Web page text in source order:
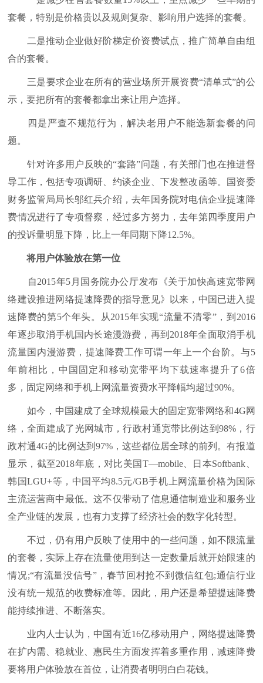
套餐，特别是价格贵以及规则复杂、影响用户选择的套餐。
二是推动企业做好阶梯定价资费试点，推广简单自由组
合的套餐。
三是要求企业在所有的营业场所开展资费“清单式”的公
示，要把所有的套餐都拿出来让用户选择。
四是严查不规范行为，解决老用户不能选新套餐的问
题。
针对许多用户反映的“套路”问题，有关部门也在推进督
导工作，包括专项调研、约谈企业、下发整改函等。国资委
财务监管局局长邬红兵介绍，去年国务院对电信企业提速降
费情况进行了专项督察，经过多方努力，去年第四季度用户
的投诉量明显下降，比上一年同期下降12.5%。
将用户体验放在第一位
自2015年5月国务院办公厅发布《关于加快高速宽带网
络建设推进网络提速降费的指导意见》以来，中国已进入提
速降费的第5个年头。从2015年实现“流量不清零”，到2016
年逐步取消手机国内长途漫游费，再到2018年全面取消手机
流量国内漫游费，提速降费工作可谓一年上一个台阶。与5
年前相比，中国固定和移动宽带平均下载速率提升了6倍
多，固定网络和手机上网流量资费水平降幅均超过90%。
如今，中国建成了全球规模最大的固定宽带网络和4G网
络，全面建成了光网城市，行政村通宽带比例达到98%，行
政村通4G的比例达到97%，这些都位居全球的前列。有报道
显示，截至2018年底，对比美国T—mobile、日本Softbank、
韩国LGU+等，中国平均8.5元/GB手机上网流量价格为国际
主流运营商中最低。这不仅带动了信息通信制造业和服务业
全产业链的发展，也有力支撑了经济社会的数字化转型。
不过，仍有用户反映了使用中的一些问题，如不限流量
的套餐，实际上存在流量使用到达一定数量后就开始限速的
情况;“有流量没信号”，春节回村抢不到微信红包;通信行业
没有统一规范的收费标准等。因此，用户还是希望提速降费
能持续推进、不断落实。
业内人士认为，中国有近16亿移动用户，网络提速降费
在扩内需、稳就业、惠民生方面发挥着多重作用，减速降费
要将用户体验放在首位，让消费者明明白白花钱。